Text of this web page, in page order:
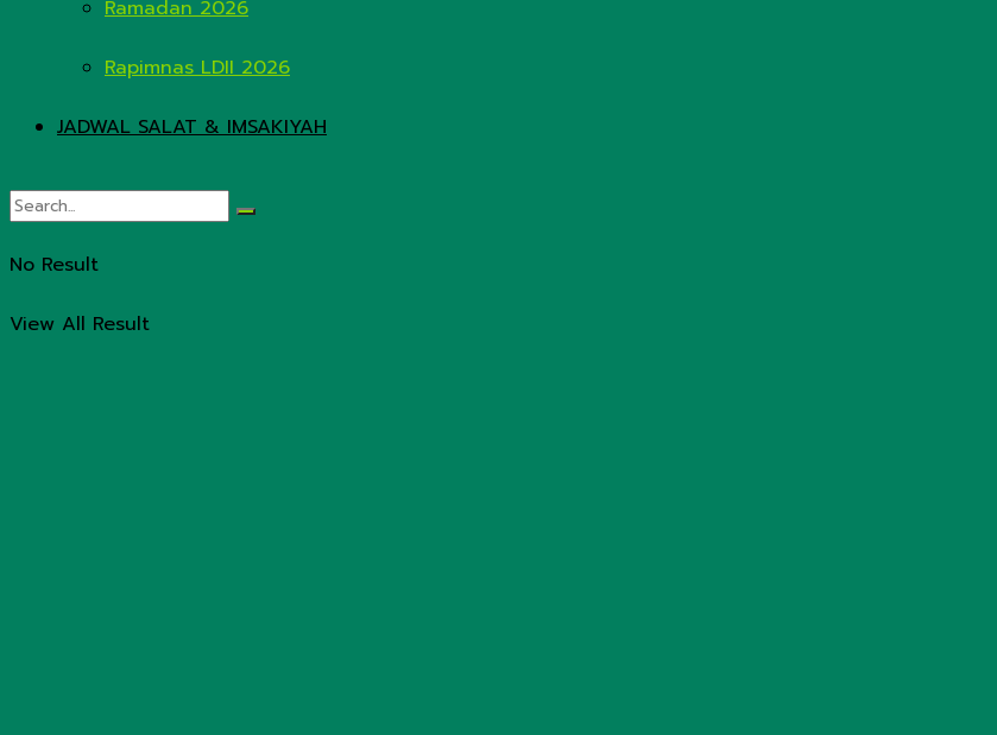
Ramadan 2026
Rapimnas LDII 2026
JADWAL SALAT & IMSAKIYAH
No Result
View All Result